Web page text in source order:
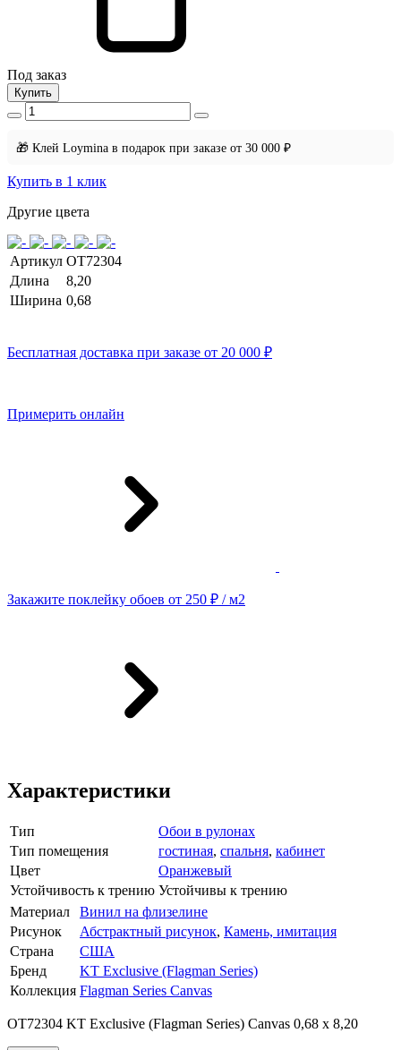
Под заказ
Купить
🎁 Клей Loymina в подарок при заказе от 30 000 ₽
Купить в 1 клик
Другие цвета
Артикул OT72304
Длина
8,20
Ширина 0,68
Бесплатная доставка при заказе от 20 000 ₽
Примерить онлайн
Закажите поклейку обоев от 250 ₽ / м2
Характеристики
Тип
Обои в рулонах
Тип помещения
гостиная, спальня, кабинет
Цвет
Оранжевый
Устойчивость к трению Устойчивы к трению
Материал
Винил на флизелине
Рисунок
Абстрактный рисунок, Камень, имитация
Страна
США
Бренд
KT Exclusive (Flagman Series)
Коллекция Flagman Series Canvas
OT72304 KT Exclusive (Flagman Series) Canvas 0,68 x 8,20